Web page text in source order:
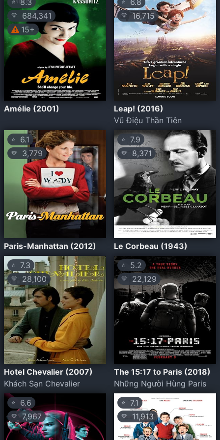
⭐ 8.3
💛
684,341
15+
Amélie (2001)
⭐ 6.8
💛 16,715
Leap! (2016)
Vũ Điệu Thần Tiên
⭐ 6.1
💛 3,779
Paris-Manhattan (2012)
⭐ 7.9
💛 8,371
Le Corbeau (1943)
⭐ 7.3
💛 28,100
Hotel Chevalier (2007)
Khách Sạn Chevalier
⭐ 5.2
💛 22,129
The 15:17 to Paris (2018)
Những Người Hùng Paris
⭐ 6.6
💛 7,967
⭐ 7.1
💛 11,913